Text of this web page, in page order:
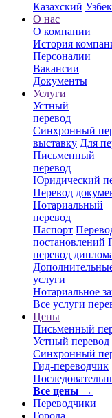
Казахский
О нас
О компании
История
Персоналии
Вакансии
Документы
Услуги
Устный
перевод
Синхронный
выставку Для
Письменный
перевод
Юридический
Перевод
Нотариальный
перевод
Паспорт
постановлений
перевод
услуги
Нотариальное
Все услуги
Цены
Письменный
Устный перевод
Синхронный
Гид-переводчик
Все цены →
Переводчики
Города